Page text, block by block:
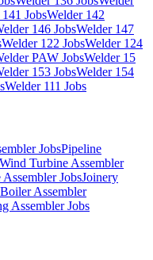
JobsWelder 142
146 JobsWelder 147
Welder 122 JobsWelder 124
PAW JobsWelder 15
153 JobsWelder 154
Welder 111 Jobs
JobsPipeline
Wind Turbine Assembler
JobsJoinery
Boiler Assembler
Assembler Jobs